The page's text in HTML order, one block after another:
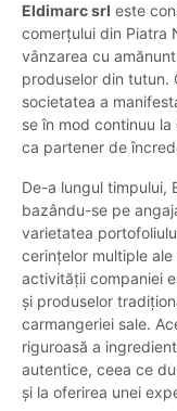
Eldimarc srl este
comerțului din Piatra
vânzarea cu
produselor din tutun.
societatea a
se în mod continuu
ca partener de
De-a lungul timpului,
bazându-se pe
varietatea
cerințelor multiple
activității companiei
și produselor
carmangeriei sale.
riguroasă a
autentice, ceea ce
și la oferirea unei